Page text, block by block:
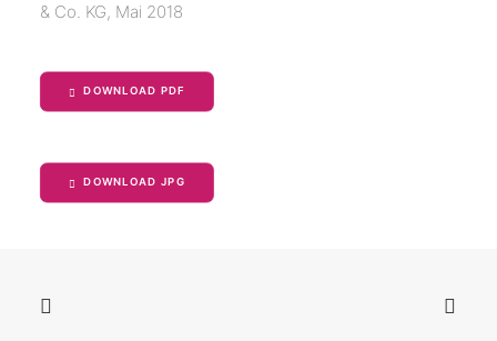
& Co. KG, Mai 2018
DOWNLOAD PDF
DOWNLOAD JPG